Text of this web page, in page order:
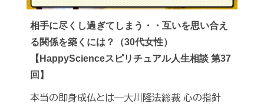
相手に尽くし過ぎてしまう・・互いを思い合え
る関係を築くには？（30代女性）
【HappyScienceスピリチュアル人生相談 第37
回】
本当の即身成仏とは―大川隆法総裁 心の指針